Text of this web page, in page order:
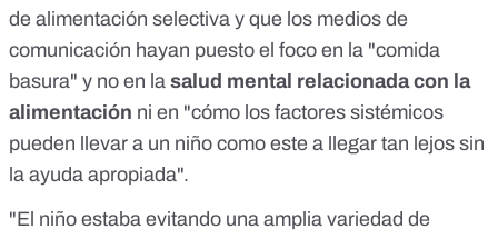
de alimentación selectiva y que los medios de
comunicación hayan puesto el foco en la "comida
basura" y no en la salud mental relacionada con la
alimentación ni en "cómo los factores sistémicos
pueden llevar a un niño como este a llegar tan lejos sin
la ayuda apropiada".
"El niño estaba evitando una amplia variedad de